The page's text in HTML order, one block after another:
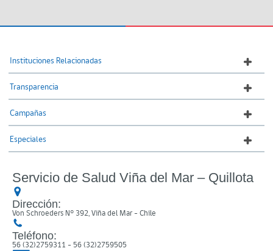
Instituciones Relacionadas
Transparencia
Campañas
Especiales
Servicio de Salud Viña del Mar – Quillota
Dirección:
Von Schroeders N° 392, Viña del Mar - Chile
Teléfono:
56 (32)2759311 - 56 (32)2759505